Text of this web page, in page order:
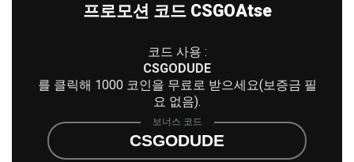
프로모션 코드 CSGOAtse
코드 사용 :
CSGODUDE
를 클릭해 1000 코인을 무료로 받으세요(보증금 필
요 없음).
보너스 코드
CSGODUDE